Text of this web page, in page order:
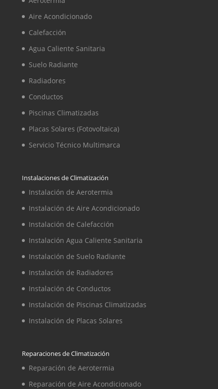
Aire Acondicionado
Calefacción
Agua Caliente Sanitaria
Suelo Radiante
Radiadores
Conductos
Piscinas Climatizadas
Placas Solares (Fotovoltaica)
Servicio Técnico Multimarca
Instalaciones de Climatización
Instalación de Aerotermia
Instalación de Aire Acondicionado
Instalación de Calefacción
Instalación Agua Caliente Sanitaria
Instalación de Suelo Radiante
Instalación de Radiadores
Instalación de Conductos
Instalación de Piscinas Climatizadas
Instalación de Placas Solares
Reparaciones de Climatización
Reparación de Aerotermia
Reparación de Aire Acondicionado